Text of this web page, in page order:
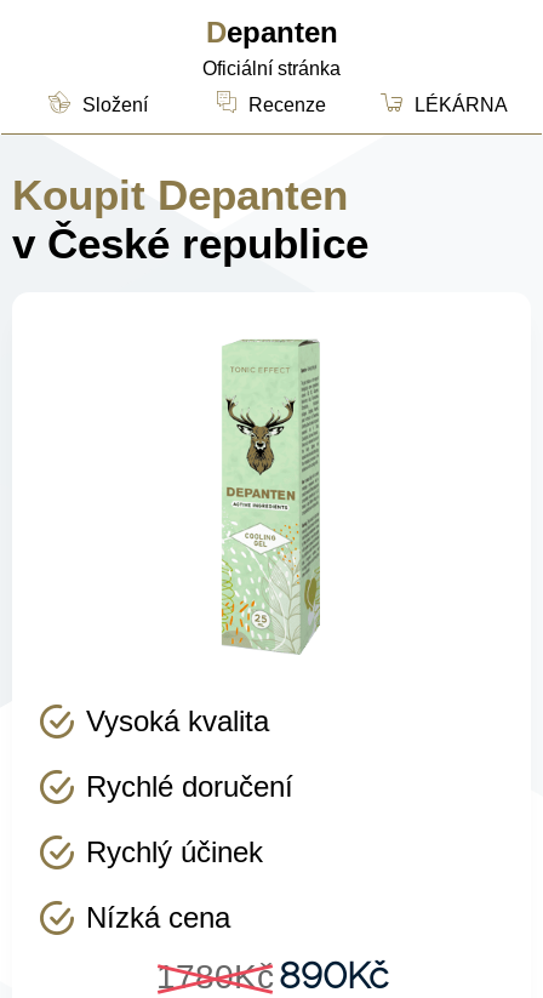
Depanten
Oficiální stránka
Složení
Recenze LÉKÁRNA
Koupit Depanten
v České republice
Vysoká kvalita
Rychlé doručení
Rychlý účinek
Nízká cena
1780Kč890Kč